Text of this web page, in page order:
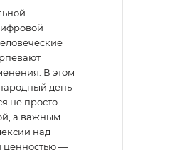
В этом
день
не просто
а важным
над
ценностью —